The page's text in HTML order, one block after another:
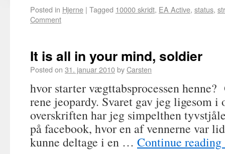
Posted in Hjerne | Tagged 10000 skridt, EA Active, status,
Comment
It is all in your mind, soldier
Posted on 31. januar 2010byCarsten
hvor starter vægttabsprocessen
rene jeopardy. Svaret gav jeg ligesom i
overskriften har jeg simpelthen
på facebook, hvor en af vennerne var
kunne deltage i en … Continue reading